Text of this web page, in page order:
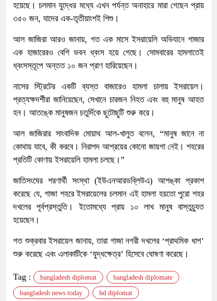
হয়েছে। চলমান যুদ্ধের মধ্যে এখন পর্যন্ত অনাহারে মারা গেছেন প্রায়
৩৫০ জন, যাদের এক-তৃতীয়াংশই শিশু।
আল জাজিরা আরও জানায়, গত এক মাসে ইসরায়েলি অভিযানে গাজার
এক হাজারেরও বেশি ভবন ধ্বংস হয়ে গেছে। সোমবারের হামলাতেই
ধ্বংসস্তূপে অন্তত ১০ জন প্রাণ হারিয়েছেন।
নাসের স্ট্রিটের একটি ব্যস্ত বাজারেও হামলা চালায় ইসরায়েল।
প্রত্যক্ষদর্শীরা জানিয়েছেন, সেখানে চারজন নিহত এবং বহু মানুষ আহত
হন। আতঙ্কে মানুষজন চতুর্দিকে ছুটোছুটি শুরু করে।
আল জাজিরার সাংবাদিক মোয়াথ আল-খালুত বলেন, “মানুষ জানে না
কোথায় যাবে, কী করবে। নিরাপদ আশ্রয়ের কোনো জায়গা নেই। শহরের
প্রতিটি কোণায় ইসরায়েলি হামলা চলছে।”
জাতিসংঘের শরণার্থী সংস্থা (ইউএনআরডব্লিউএ) আশঙ্কা প্রকাশ
করেছে যে, গাজা শহরে ইসরায়েলের চলমান এই হামলা হয়তো পুরো শহর
দখলের পূর্বপ্রস্তুতি। ইতোমধ্যে প্রায় ১০ লাখ মানুষ বাস্তুচ্যুত
হয়েছেন।
গত শুক্রবার ইসরায়েল জানায়, তারা গাজা নগরী দখলের ‘প্রাথমিক ধাপ’
শুরু করেছে এবং এলাকাটিকে ‘যুদ্ধক্ষেত্র’ হিসেবে ঘোষণা করেছে।
Tag : bangladesh diplomat bangladesh diplomate
bangladesh news today bd diplomat